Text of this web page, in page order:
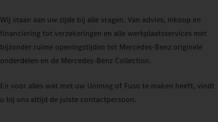
Wij staan ​​aan uw zijde bij alle vragen. Van advies, inkoop en
financiering tot verzekeringen en alle werkplaatsservices met
bijzonder ruime openingstijden tot Mercedes-Benz originele
onderdelen en de Mercedes‑Benz Collection.
En voor alles wat met uw Unimog of Fuso te maken heeft, vindt
u bij ons altijd de juiste contactpersoon.